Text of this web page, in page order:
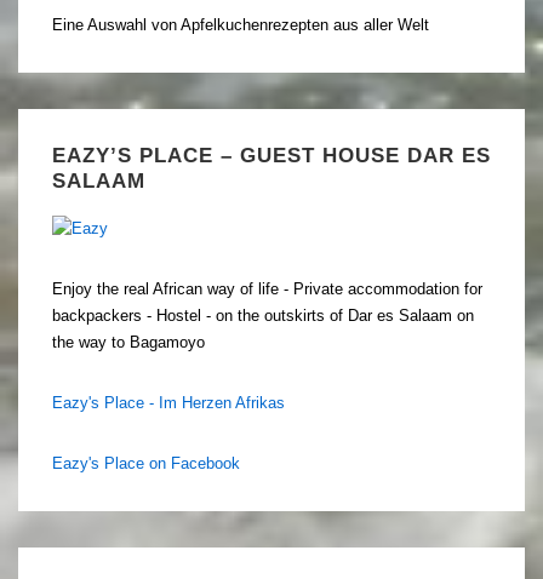
Eine Auswahl von Apfelkuchenrezepten aus aller Welt
EAZY’S PLACE – GUEST HOUSE DAR ES
SALAAM
Enjoy the real African way of life - Private accommodation for
backpackers - Hostel - on the outskirts of Dar es Salaam on
the way to Bagamoyo
Eazy's Place - Im Herzen Afrikas
Eazy's Place on Facebook